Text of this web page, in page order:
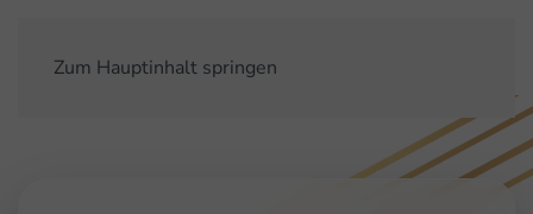
Zum Hauptinhalt springen